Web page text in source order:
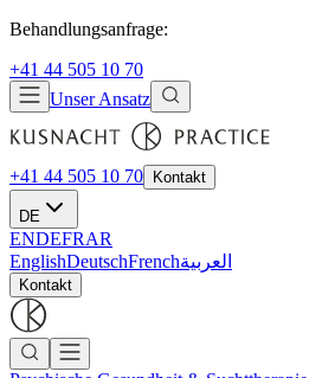
Behandlungsanfrage:
+41 44 505 10 70
Unser Ansatz
+41 44 505 10 70 Kontakt
DE
ENDEFRAR
EnglishDeutschFrenchالعربية
Kontakt